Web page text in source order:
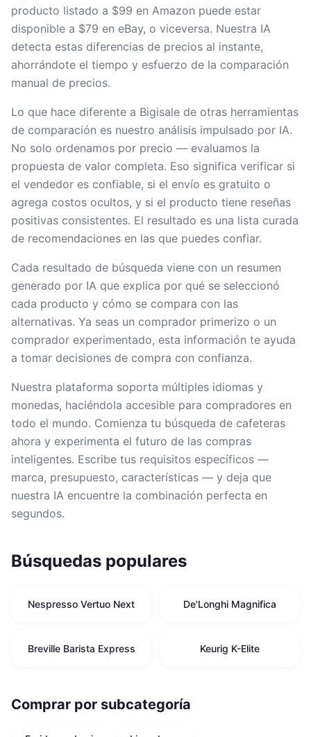
producto listado a $99 en Amazon puede estar
disponible a $79 en eBay, o viceversa. Nuestra IA
detecta estas diferencias de precios al instante,
ahorrándote el tiempo y esfuerzo de la comparación
manual de precios.
Lo que hace diferente a Bigisale de otras herramientas
de comparación es nuestro análisis impulsado por IA.
No solo ordenamos por precio — evaluamos la
propuesta de valor completa. Eso significa verificar si
el vendedor es confiable, si el envío es gratuito o
agrega costos ocultos, y si el producto tiene reseñas
positivas consistentes. El resultado es una lista curada
de recomendaciones en las que puedes confiar.
Cada resultado de búsqueda viene con un resumen
generado por IA que explica por qué se seleccionó
cada producto y cómo se compara con las
alternativas. Ya seas un comprador primerizo o un
comprador experimentado, esta información te ayuda
a tomar decisiones de compra con confianza.
Nuestra plataforma soporta múltiples idiomas y
monedas, haciéndola accesible para compradores en
todo el mundo. Comienza tu búsqueda de cafeteras
ahora y experimenta el futuro de las compras
inteligentes. Escribe tus requisitos específicos —
marca, presupuesto, características — y deja que
nuestra IA encuentre la combinación perfecta en
segundos.
Búsquedas populares
Nespresso Vertuo Next De'Longhi Magnifica
Breville Barista Express Keurig K-Elite
Comprar por subcategoría